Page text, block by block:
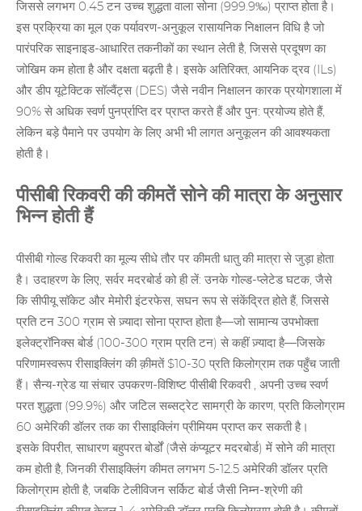
जिससे लगभग 0.45 टन उच्च शुद्धता वाला सोना (999.9‰) प्राप्त होता है।
इस प्रक्रिया का मूल एक पर्यावरण-अनुकूल रासायनिक निक्षालन विधि है जो
पारंपरिक साइनाइड-आधारित तकनीकों का स्थान लेती है, जिससे प्रदूषण का
जोखिम कम होता है और दक्षता बढ़ती है। इसके अतिरिक्त, आयनिक द्रव (ILs)
और डीप यूटेक्टिक सॉल्वैंट्स (DES) जैसे नवीन निक्षालन कारक प्रयोगशाला में
90% से अधिक स्वर्ण पुनर्प्राप्ति दर प्राप्त करते हैं और पुन: प्रयोज्य होते हैं,
लेकिन बड़े पैमाने पर उपयोग के लिए अभी भी लागत अनुकूलन की आवश्यकता
होती है।
पीसीबी रिकवरी की कीमतें सोने की मात्रा के अनुसार
भिन्न होती हैं
पीसीबी गोल्ड रिकवरीका मूल्य सीधे तौर पर कीमती धातु की मात्रा से जुड़ा होता
है। उदाहरण के लिए, सर्वर मदरबोर्ड को ही लें: उनके गोल्ड-प्लेटेड घटक, जैसे
कि सीपीयू सॉकेट और मेमोरी इंटरफेस, सघन रूप से संकेंद्रित होते हैं, जिससे
प्रति टन 300 ग्राम से ज़्यादा सोना प्राप्त होता है—जो सामान्य उपभोक्ता
इलेक्ट्रॉनिक्स बोर्ड (100-300 ग्राम प्रति टन) से कहीं ज़्यादा है—जिसके
परिणामस्वरूप रीसाइक्लिंग की क़ीमतें $10-30 प्रति किलोग्राम तक पहुँच जाती
हैं। सैन्य-ग्रेड या संचार उपकरण-विशिष्ट पीसीबी रिकवरी, अपनी उच्च स्वर्ण
परत शुद्धता (99.9%) और जटिल सब्सट्रेट सामग्री के कारण, प्रति किलोग्राम
60 अमेरिकी डॉलर तक का रीसाइक्लिंग प्रीमियम प्राप्त कर सकती है।
इसके विपरीत, साधारण बहुपरत बोर्डों (जैसे कंप्यूटर मदरबोर्ड) में सोने की मात्रा
कम होती है, जिनकी रीसाइक्लिंग कीमत लगभग 5-12.5 अमेरिकी डॉलर प्रति
किलोग्राम होती है, जबकि टेलीविजन सर्किट बोर्ड जैसी निम्न-श्रेणी की